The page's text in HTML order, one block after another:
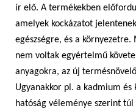
ír elő. A termékekben
amelyek kockázatot
egészségre, és a
nem voltak egyértelmű
anyagokra, az új
Ugyanakkor pl. a kadmium
hatóság véleménye szerint